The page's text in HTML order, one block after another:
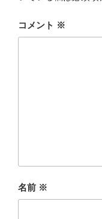
コメント ※
名前 ※